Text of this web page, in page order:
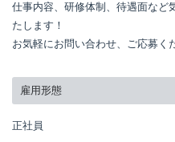
仕事内容、研修体制、待遇面など
たします！
お気軽にお問い合わせ、ご応募く
雇用形態
正社員